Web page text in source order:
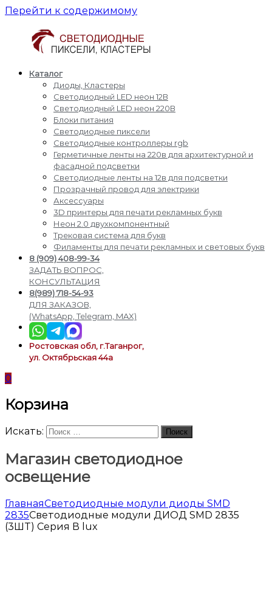
Перейти к содержимому
Светодиодные
пиксели
кластеры
Производство
доставка
светодиодные
пиксели,
кластеры,
светодиодный
питания,
светодиодные
контроллеры
прожекторы
подсветки
Каталог
Диоды, Кластеры
Светодиодный LED неон 12В
Светодиодный LED неон 220В
Блоки питания
Светодиодные пиксели
Светодиодные контроллеры rgb
Герметичные ленты на 220в для архитектурной и
фасадной подсветки
Светодиодные ленты на 12в для подсветки
Прозрачный провод для электрики
Аксессуары
3D принтеры для печати рекламных букв
Неон 2.0 двухкомпонентный
Трековая система для букв
Филаменты для печати рекламных и световых букв
8 (909) 408-99-34
ЗАДАТЬ ВОПРОС,
КОНСУЛЬТАЦИЯ
8(989) 718-54-93
ДЛЯ ЗАКАЗОВ,
(WhatsApp, Telegram, MAX)
Ростовская обл, г.Таганрог,
ул. Октябрьская 44а
0
Корзина
Искать: Поиск
Магазин светодиодное
освещение
ГлавнаяСветодиодные модули диоды SMD
2835Светодиодные модули ДИОД SMD 2835
(3ШТ) Серия В lux